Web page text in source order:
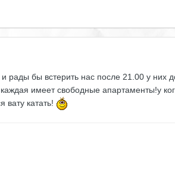
рады бы встерить нас после 21.00 у них
имеет свободные апартаменты!у
вату катать!